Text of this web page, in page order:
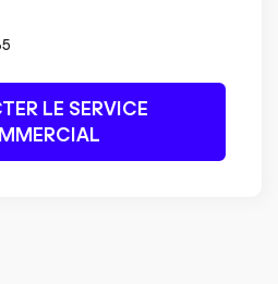
LE SERVICE